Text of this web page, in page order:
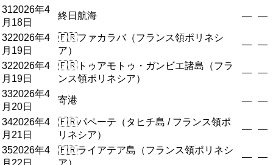
312026年4
月18日
終日航海 — —
322026年4
月19日
🇫🇷ファカラバ（フランス領ポリネシ
ア）
— —
322026年4
月19日
🇫🇷 トゥアモトゥ・ガンビエ諸島（フラ
ンス領ポリネシア）
— —
332026年4
月20日
寄港 — —
342026年4
月21日
🇫🇷パペーテ（タヒチ島 / フランス領ポ
リネシア）
— —
352026年4
月22日
🇫🇷ライアテア島（フランス領ポリネシ
ア）
— —